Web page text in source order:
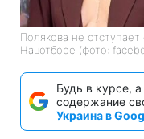
Полякова не
Нацотборе (фото:
Будь в курсе,
содержание
Украина в